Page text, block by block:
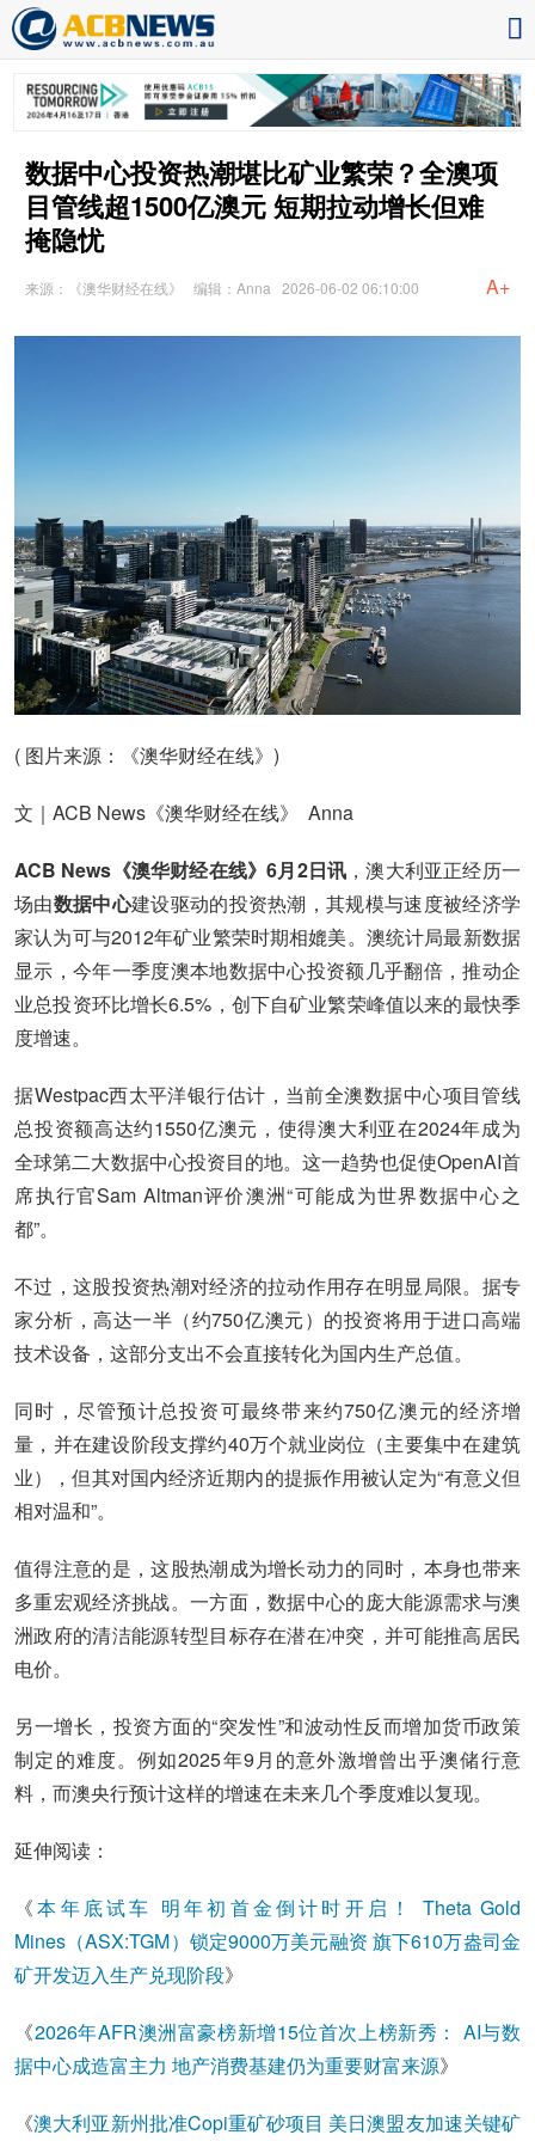
数据中心投资热潮堪比矿业繁荣？全澳项
目管线超1500亿澳元 短期拉动增长但难
掩隐忧
来源：《澳华财经在线》 编辑：Anna 2026-06-02 06:10:00 A+
( 图片来源：《澳华财经在线》)
文｜ACB News《澳华财经在线》 Anna
ACB News《澳华财经在线》6月2日讯 ，澳大利亚正经历一
场由数据中心建设驱动的投资热潮，其规模与速度被经济学
家认为可与2012年矿业繁荣时期相媲美。澳统计局最新数据
显示，今年一季度澳本地数据中心投资额几乎翻倍，推动企
业总投资环比增长6.5%，创下自矿业繁荣峰值以来的最快季
度增速。
据Westpac西太平洋银行估计，当前全澳数据中心项目管线
总投资额高达约1550亿澳元，使得澳大利亚在2024年成为
全球第二大数据中心投资目的地。这一趋势也促使OpenAI首
席执行官Sam Altman评价澳洲“可能成为世界数据中心之
都”。
不过，这股投资热潮对经济的拉动作用存在明显局限。据专
家分析，高达一半（约750亿澳元）的投资将用于进口高端
技术设备，这部分支出不会直接转化为国内生产总值。
同时，尽管预计总投资可最终带来约750亿澳元的经济增
量，并在建设阶段支撑约40万个就业岗位（主要集中在建筑
业），但其对国内经济近期内的提振作用被认定为“有意义但
相对温和”。
值得注意的是，这股热潮成为增长动力的同时，本身也带来
多重宏观经济挑战。一方面，数据中心的庞大能源需求与澳
洲政府的清洁能源转型目标存在潜在冲突，并可能推高居民
电价。
另一增长，投资方面的“突发性”和波动性反而增加货币政策
制定的难度。例如2025年9月的意外激增曾出乎澳储行意
料，而澳央行预计这样的增速在未来几个季度难以复现。
延伸阅读：
《本年底试车 明年初首金倒计时开启！ Theta Gold
Mines（ASX:TGM）锁定9000万美元融资 旗下610万盎司金
矿开发迈入生产兑现阶段》
《2026年AFR澳洲富豪榜新增15位首次上榜新秀： AI与数
据中心成造富主力 地产消费基建仍为重要财富来源》
《澳大利亚新州批准Copi重矿砂项目 美日澳盟友加速关键矿